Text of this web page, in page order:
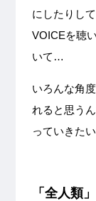
にしたりし
VOICEを聴
いて…
いろんな角
れると思う
っていきたい
「全人類